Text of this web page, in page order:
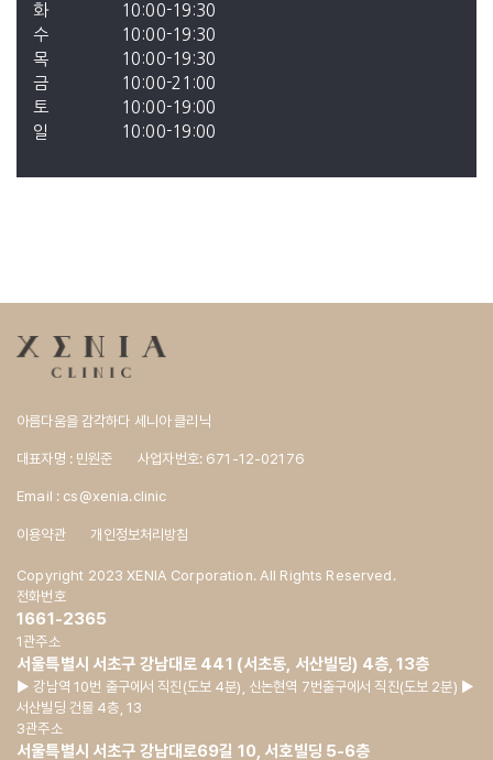
화
10:00-19:30
수
10:00-19:30
목
10:00-19:30
금
10:00-21:00
토
10:00-19:00
일
10:00-19:00
아름다움을 감각하다 세니아 클리닉
대표자명 : 민원준 사업자번호: 671-12-02176
Email : cs@xenia.clinic
이용약관 개인정보처리방침
Copyright 2023 XENIA Corporation. All Rights Reserved.
전화번호
1661-2365
1관주소
서울특별시 서초구 강남대로 441 (서초동, 서산빌딩) 4층, 13층
▶ 강남역 10번 출구에서 직진(도보 4분), 신논현역 7번출구에서 직진(도보 2분) ▶
서산빌딩 건물 4층, 13
3관주소
서울특별시 서초구 강남대로69길 10, 서호빌딩 5-6층